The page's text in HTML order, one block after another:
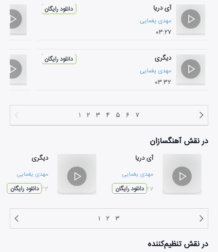
آی دریا
مهدی یغمایی
۰۳:۲۷
دانلود رایگان
دیگری
مهدی یغمایی
۰۳:۳۲
دانلود رایگان
۱ ۲ ۳ ۴ ۵ ۶ ۷
در نقشآهنگسازان
آی دریا
مهدی یغمایی
۰۳:۲۷دانلود رایگان
دیگری
مهدی یغمایی
۰۳:۳۲دانلود رایگان
۱ ۲ ۳
در نقشتنظیم‌کننده